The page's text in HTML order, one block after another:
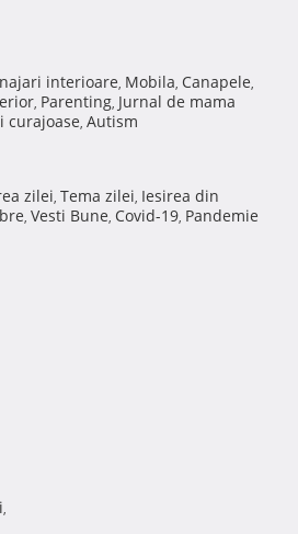
interioare, Mobila, Canapele,
, Parenting, Jurnal de mama
curajoase, Autism
zilei, Tema zilei, Iesirea din
, Vesti Bune, Covid-19, Pandemie
,